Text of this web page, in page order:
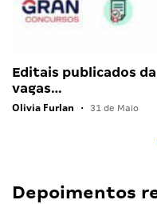
Editais publicados
vagas…
Olivia Furlan • 31 de Maio
Depoimentos